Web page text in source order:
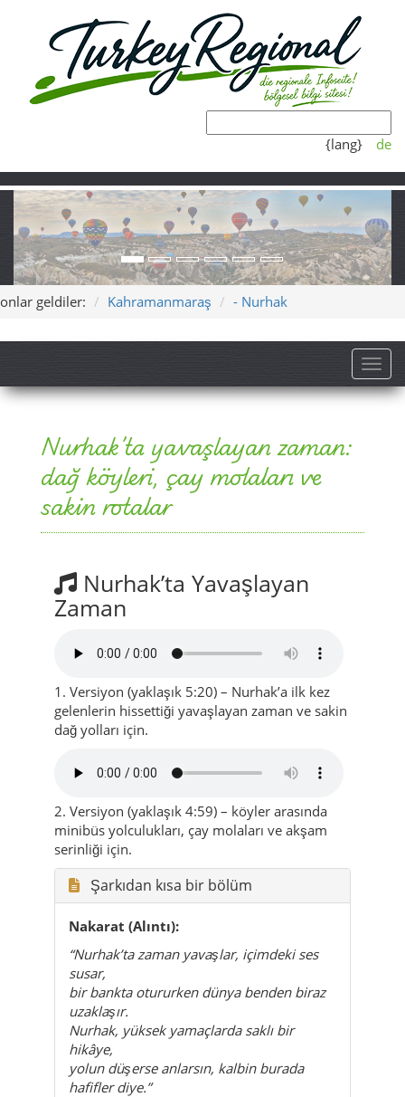
{lang} de
onlar geldiler: Kahramanmaraş - Nurhak
Nurhak’ta yavaşlayan zaman:
dağ köyleri, çay molaları ve
sakin rotalar
Nurhak’ta Yavaşlayan
Zaman
1. Versiyon (yaklaşık 5:20) – Nurhak’a ilk kez
gelenlerin hissettiği yavaşlayan zaman ve sakin
dağ yolları için.
2. Versiyon (yaklaşık 4:59) – köyler arasında
minibüs yolculukları, çay molaları ve akşam
serinliği için.
Şarkıdan kısa bir bölüm
Nakarat (Alıntı):
“Nurhak’ta zaman yavaşlar, içimdeki ses
susar,
bir bankta otururken dünya benden biraz
uzaklaşır.
Nurhak, yüksek yamaçlarda saklı bir
hikâye,
yolun düşerse anlarsın, kalbin burada
hafifler diye.”